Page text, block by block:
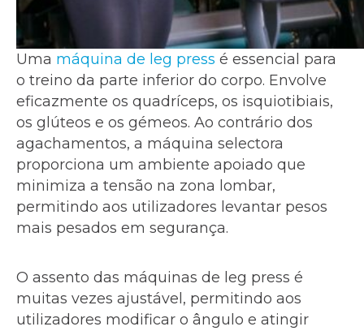
Uma máquina de leg press é essencial para
o treino da parte inferior do corpo. Envolve
eficazmente os quadríceps, os isquiotibiais,
os glúteos e os gémeos. Ao contrário dos
agachamentos, a máquina selectora
proporciona um ambiente apoiado que
minimiza a tensão na zona lombar,
permitindo aos utilizadores levantar pesos
mais pesados em segurança.
O assento das máquinas de leg press é
muitas vezes ajustável, permitindo aos
utilizadores modificar o ângulo e atingir